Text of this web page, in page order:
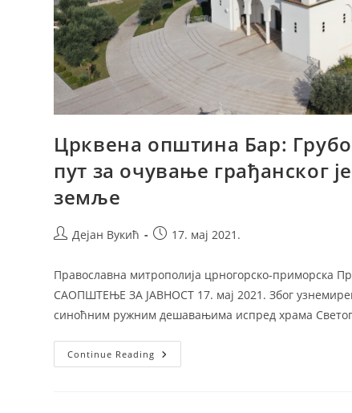
Црквена општина Бар:
пут за очување грађанског
земље
PostДејан Вукић
Post17. мај 2021.
Православна митрополија црногорско-приморска
САОПШТЕЊЕ ЗА ЈАВНОСТ 17. мај 2021. Због
синоћним ружним дешавањима испред храма
Continue Reading Црквена
Општина